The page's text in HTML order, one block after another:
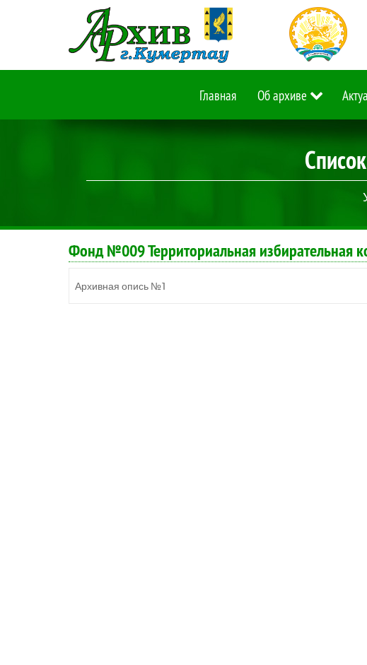
Главная Об архиве
Фонд №009 Территориальная избирательная
Архивная опись №1